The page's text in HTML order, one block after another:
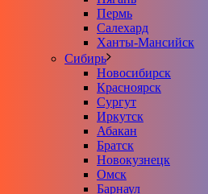
Пермь
Салехард
Ханты-Мансийск
Сибирь
Новосибирск
Красноярск
Сургут
Иркутск
Абакан
Братск
Новокузнецк
Омск
Барнаул